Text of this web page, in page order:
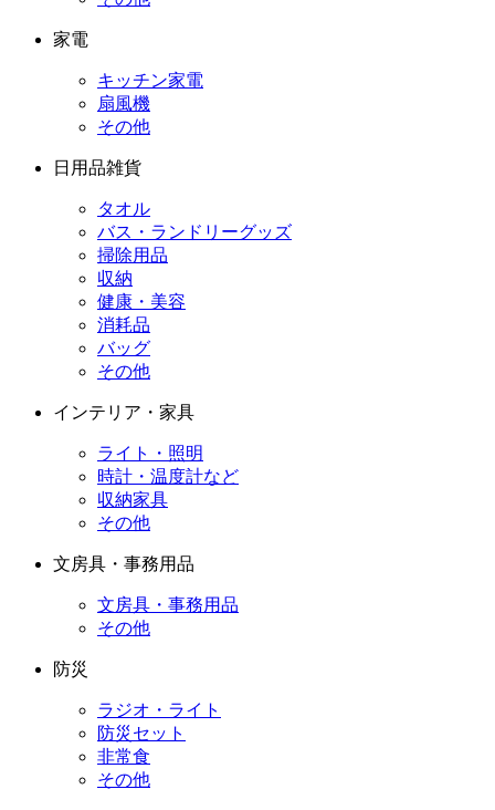
家電
キッチン家電
扇風機
その他
日用品雑貨
タオル
バス・ランドリーグッズ
掃除用品
収納
健康・美容
消耗品
バッグ
その他
インテリア・家具
ライト・照明
時計・温度計など
収納家具
その他
文房具・事務用品
文房具・事務用品
その他
防災
ラジオ・ライト
防災セット
非常食
その他